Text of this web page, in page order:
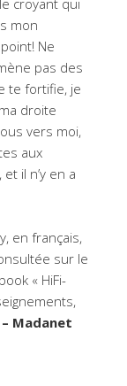
croyant qui
mon
Ne
pas des
te fortifie, je
droite
vers moi,
aux
il n’y en a
en français,
sur le
« HiFi-
Madanet